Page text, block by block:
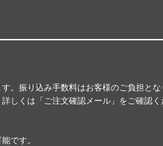
。振り込み手数料はお客様のご負担と
しくは「ご注文確認メール」をご確認く
です。